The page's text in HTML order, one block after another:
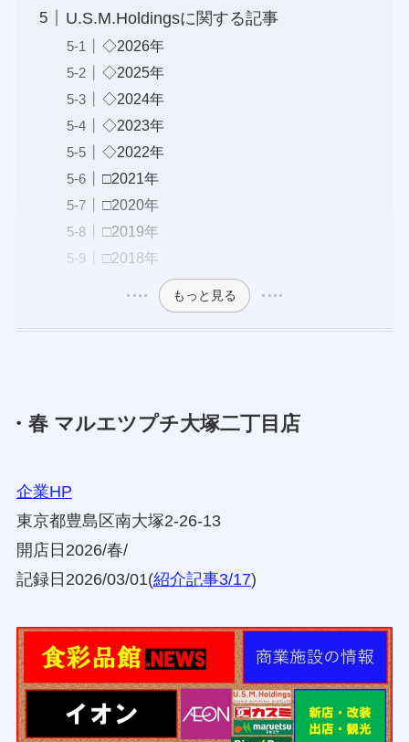
U.S.M.Holdingsに関する記事
◇2026年
◇2025年
◇2024年
◇2023年
◇2022年
□2021年
□2020年
□2019年
□2018年
もっと見る
・春 マルエツプチ大塚二丁目店
企業HP
東京都豊島区南大塚2-26-13
開店日2026/春/
記録日2026/03/01(紹介記事3/17)